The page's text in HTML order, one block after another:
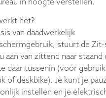
het?
van daadwerkelijk
stuurt de Zit-
aan van zittend naar staand
daar tussenin (voor
of deskbike). Je kunt je
instellen en je